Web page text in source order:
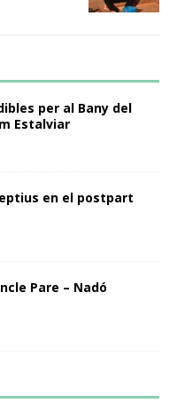
per al Bany del
Estalviar
en el postpart
Pare – Nadó